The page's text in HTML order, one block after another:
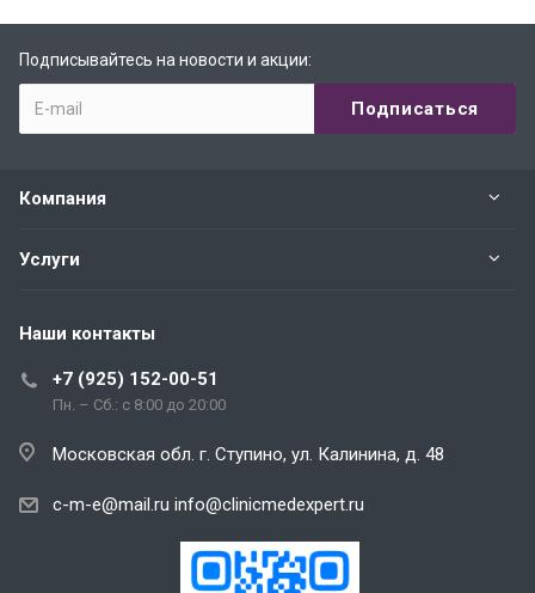
Подписывайтесь на новости и акции:
Компания
Услуги
Наши контакты
+7 (925) 152-00-51
Пн. – Сб.: с 8:00 до 20:00
Московская обл. г. Ступино, ул. Калинина, д. 48
c-m-e@mail.ru info@clinicmedexpert.ru